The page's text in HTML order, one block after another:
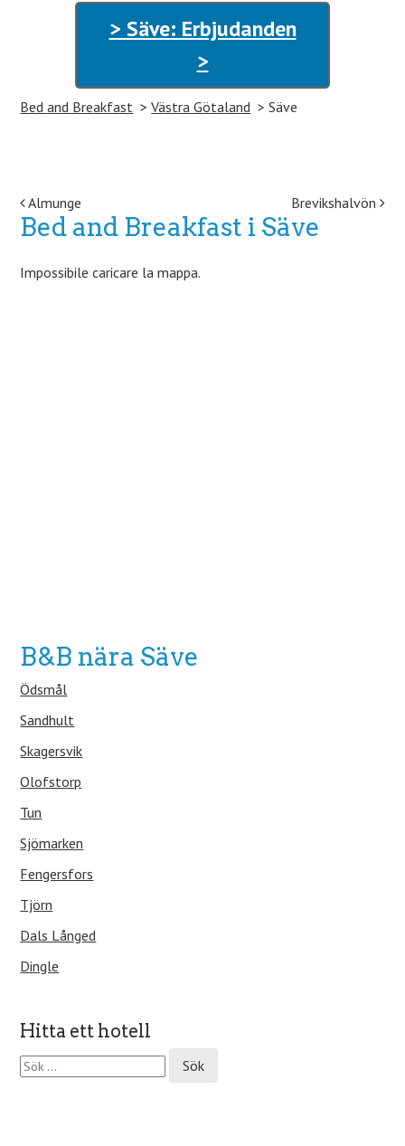
> Säve: Erbjudanden
>
Bed and Breakfast Västra Götaland Säve
Post navigation
Almunge Brevikshalvön
Bed and Breakfast i Säve
Impossibile caricare la mappa.
B&B nära Säve
Ödsmål
Sandhult
Skagersvik
Olofstorp
Tun
Sjömarken
Fengersfors
Tjörn
Dals Långed
Dingle
Hitta ett hotell
S
ö